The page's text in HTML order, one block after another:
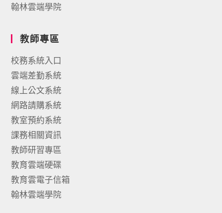
翰林雲端學院
教師專區
校務系統入口
雲端差勤系統
線上公文系統
網路請購系統
教室預約系統
課務相關資訊
教師研習專區
教育雲端硬碟
教育雲電子信箱
翰林雲端學院